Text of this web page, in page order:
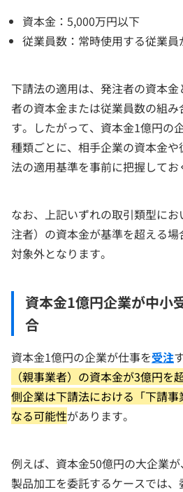
資本金：5,000万円以下
従業員数：常時使用する従業
下請法の適用は、発注者の資本
者の資本金または従業員数の組
す。したがって、資本金1億円の
種類ごとに、相手企業の資本金
法の適用基準を事前に把握してお
なお、上記いずれの取引類型に
注者）の資本金が基準を超える
対象外となります。
資本金1億円企業が中小
合
資本金1億円の企業が仕事を受注
（親事業者）の資本金が3億円を
側企業は下請法における「下請
なる可能性があります。
例えば、資本金50億円の大企業
製品加工を委託するケースでは